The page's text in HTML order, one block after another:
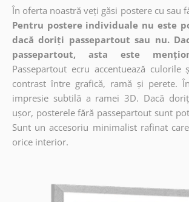
În oferta noastră veți găsi postere cu sau
Pentru postere individuale nu este
dacă doriți passepartout sau nu.
passepartout, asta este
Passepartout ecru accentuează culorile
contrast între grafică, ramă și perete.
impresie subtilă a ramei 3D. Dacă
ușor, posterele fără passepartout sunt
Sunt un accesoriu minimalist rafinat
orice interior.